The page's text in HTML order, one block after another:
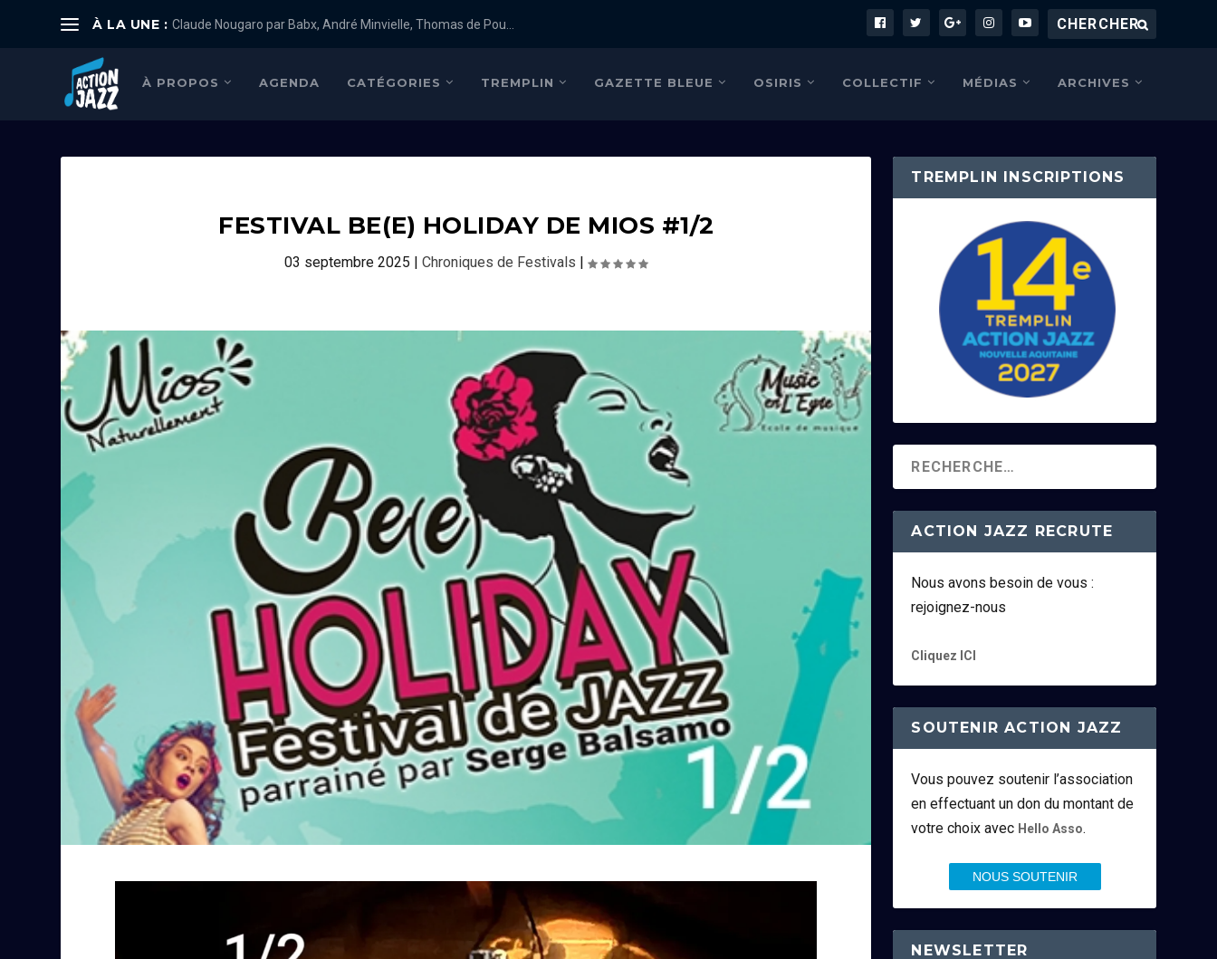
À LA UNE : Claude Nougaro par Babx, André Minvielle, Thomas de Pou...
À PROPOS AGENDA CATÉGORIES TREMPLIN GAZETTE BLEUE OSIRIS COLLECTIF MÉDIAS ARCHIVES
FESTIVAL BE(E) HOLIDAY DE MIOS #1/2
03 septembre 2025 |Chroniques de Festivals |
TREMPLIN INSCRIPTIONS
ACTION JAZZ RECRUTE
Nous avons besoin de vous :
rejoignez-nous
Cliquez ICI
SOUTENIR ACTION JAZZ
Vous pouvez soutenir l’association
en effectuant un don du montant de
votre choix avec Hello Asso.
NOUS SOUTENIR
NEWSLETTER